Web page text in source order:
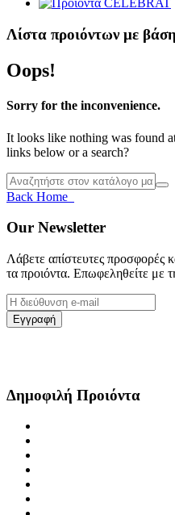
Λίστα προιόντων με
Oops!
Sorry for the inconvenience.
It looks like nothing was found
links below or a search?
Back Home
Our Newsletter
Λάβετε απίστευτες προσφορές
τα προιόντα. Επωφεληθείτε με
Δημοφιλή Προιόντα